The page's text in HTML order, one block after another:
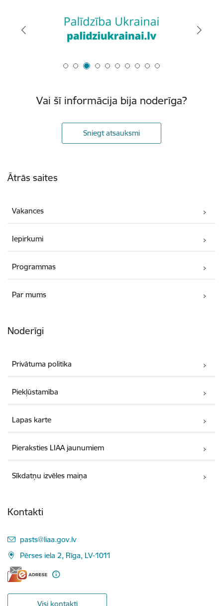
Vai šī informācija bija noderīga?
Sniegt atsauksmi
Ātrās saites
Vakances
Iepirkumi
Programmas
Par mums
Noderīgi
Privātuma politika
Piekļūstamība
Lapas karte
Pieraksties LIAA jaunumiem
Sīkdatņu izvēles maiņa
Kontakti
E-pasts:
pasts@liaa.gov.lv
Pērses iela 2, Rīga, LV-1011
Visi kontakti